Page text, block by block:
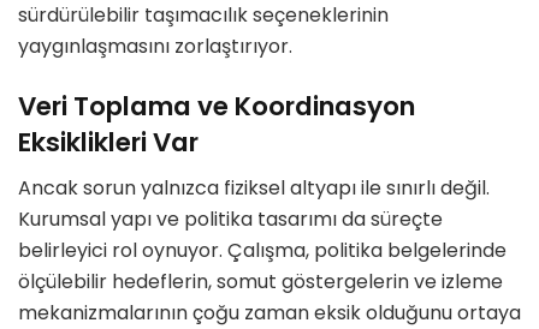
sürdürülebilir taşımacılık seçeneklerinin
yaygınlaşmasını zorlaştırıyor.
Veri Toplama ve Koordinasyon
Eksiklikleri Var
Ancak sorun yalnızca fiziksel altyapı ile sınırlı değil.
Kurumsal yapı ve politika tasarımı da süreçte
belirleyici rol oynuyor. Çalışma, politika belgelerinde
ölçülebilir hedeflerin, somut göstergelerin ve izleme
mekanizmalarının çoğu zaman eksik olduğunu ortaya